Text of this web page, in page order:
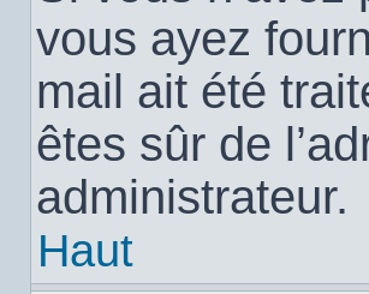
vous ayez
mail ait été
êtes sûr de
administrateur.
Haut